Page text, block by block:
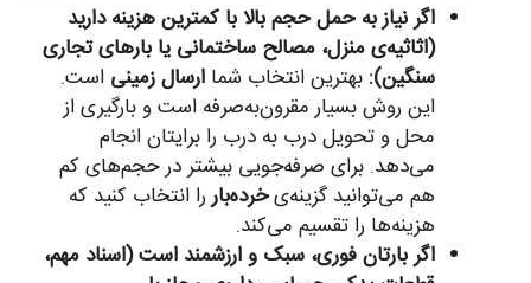
اگر نیاز به حمل حجم بالا با کمترین هزینه دارید
(اثاثیه‌ی منزل، مصالح ساختمانی یا بارهای تجاری
سنگین): بهترین انتخاب شما ارسال زمینی است.
این روش بسیار مقرون‌به‌صرفه است و بارگیری از
محل و تحویل درب به درب را برایتان انجام
می‌دهد. برای صرفه‌جویی بیشتر در حجم‌های کم
هم می‌توانید گزینه‌یخرده‌بار را انتخاب کنید که
هزینه‌ها را تقسیم می‌کند.
اگر بارتان فوری، سبک و ارزشمند است (اسناد مهم،